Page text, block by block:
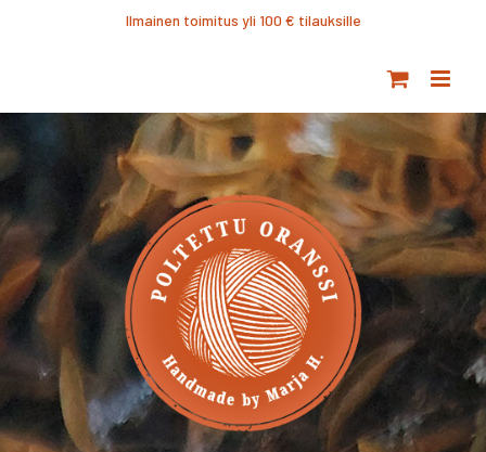
Ilmainen toimitus yli 100 € tilauksille